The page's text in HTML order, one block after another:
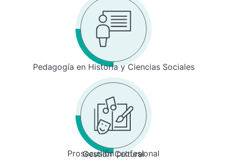
Pedagogía en Historia y Ciencias Sociales
Prosecusión profesional
Gestión Cultural